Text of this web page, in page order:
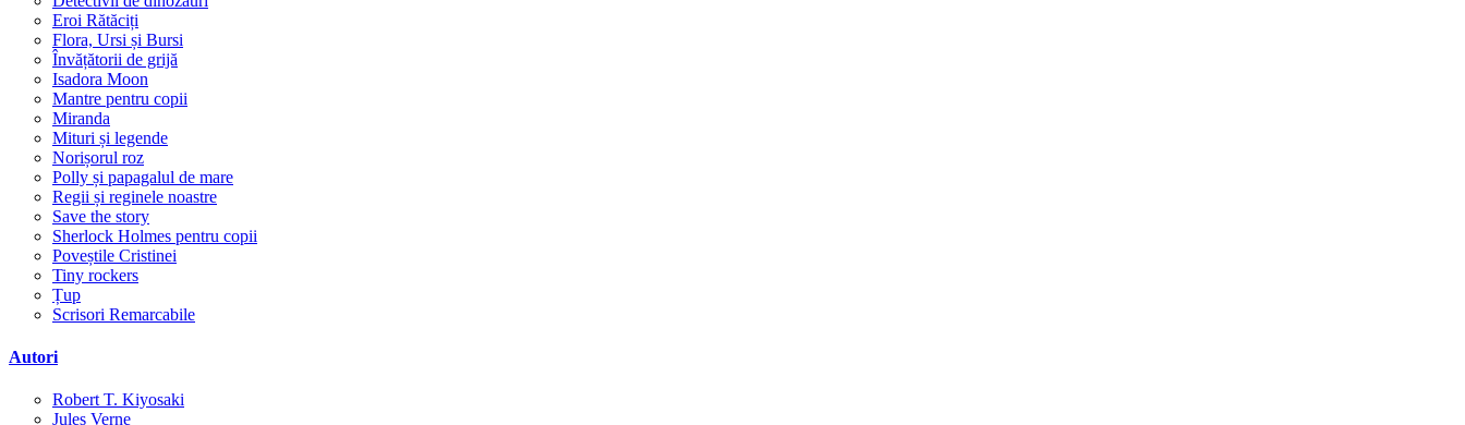
Eroi Rătăciți
Flora, Ursi și Bursi
Învățătorii de grijă
Isadora Moon
Mantre pentru copii
Miranda
Mituri și legende
Norișorul roz
Polly și papagalul de mare
Regii și reginele noastre
Save the story
Sherlock Holmes pentru copii
Poveștile Cristinei
Tiny rockers
Țup
Scrisori Remarcabile
Autori
Robert T. Kiyosaki
Jules Verne